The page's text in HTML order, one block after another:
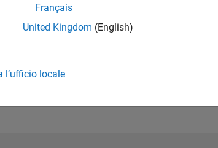
Français
United Kingdom (English)
l’ufficio locale